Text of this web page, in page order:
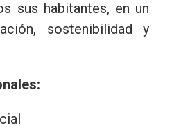
sus habitantes, en un
sostenibilidad y